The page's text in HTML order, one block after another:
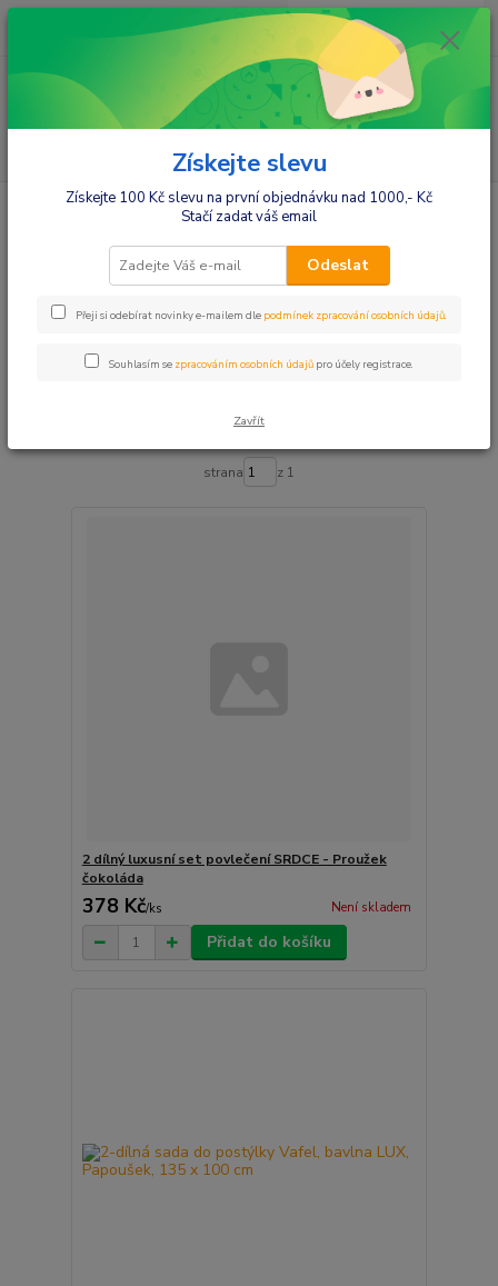
ks
za 0,00 Kč
Vybavení do postýlek 2 dílné sety Luxusní s výšivkou
Luxusní s výšivkou
Upřesnit parametry
Zobrazuji 1-4 z 4
strana z 1
2 dílný luxusní set povlečení SRDCE - Proužek
čokoláda
378 Kč/ks Není skladem
Přidat do košíku
Získejte slevu
Získejte 100 Kč slevu na první objednávku nad 1000,- Kč
Stačí zadat váš email
Odeslat
Přeji si odebírat novinky e-mailem dle podmínek zpracování osobních údajů.
Souhlasím se zpracováním osobních údajů pro účely registrace.
Zavřít